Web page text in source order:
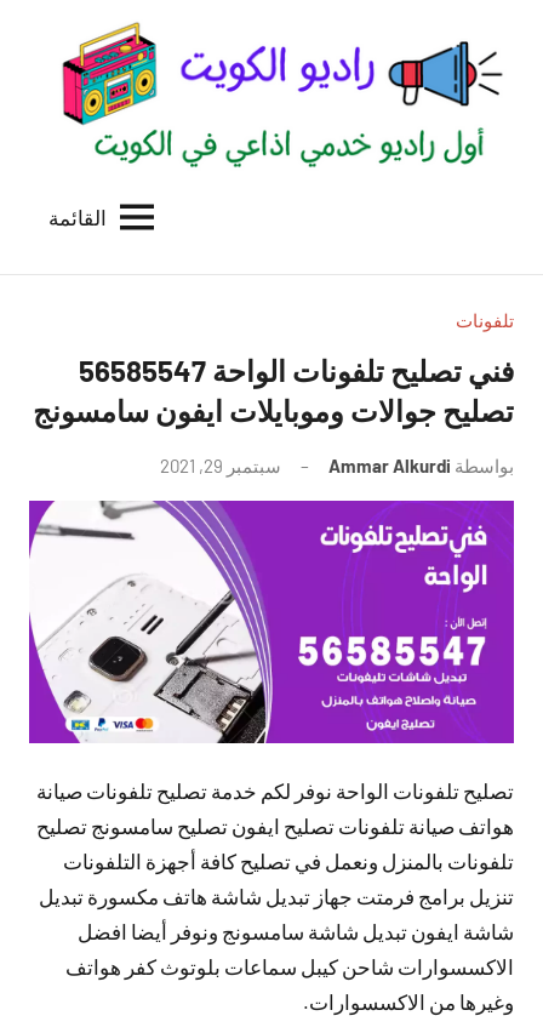
المحتوى
الكويت
للاعلانات
بالكويت
القائمة
تلفونات
فني تصليح تلفونات الواحة 56585547
تصليح جوالات وموبايلات ايفون سامسونج
بواسطة Ammar Alkurdi سبتمبر 29, 2021
توجد
تعليقات
تصليح تلفونات الواحة نوفر لكم خدمة تصليح تلفونات صيانة
هواتف صيانة تلفونات تصليح ايفون تصليح سامسونج تصليح
تلفونات بالمنزل ونعمل في تصليح كافة أجهزة التلفونات
تنزيل برامج فرمتت جهاز تبديل شاشة هاتف مكسورة تبديل
شاشة ايفون تبديل شاشة سامسونج ونوفر أيضا افضل
الاكسسوارات شاحن كيبل سماعات بلوتوث كفر هواتف
وغيرها من الاكسسوارات.